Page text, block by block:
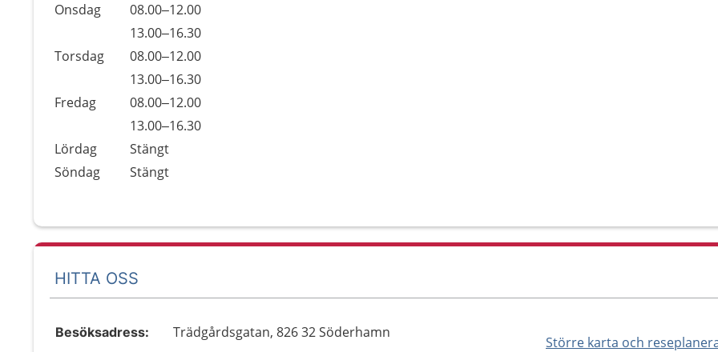
Onsdag
08.00–12.00
13.00–16.30
Torsdag
08.00–12.00
13.00–16.30
Fredag
08.00–12.00
13.00–16.30
Lördag
Stängt
Söndag
Stängt
HITTA OSS
Större karta och
Besöksadress: Trädgårdsgatan, 826 32 Söderhamn